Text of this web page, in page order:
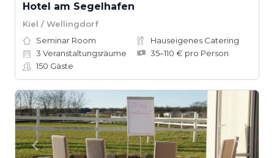
Hotel am Segelhafen
Kiel / Wellingdorf
Seminar Room
Hauseigenes Catering
3 Veranstaltungsräume
35–110 € pro Person
150 Gäste